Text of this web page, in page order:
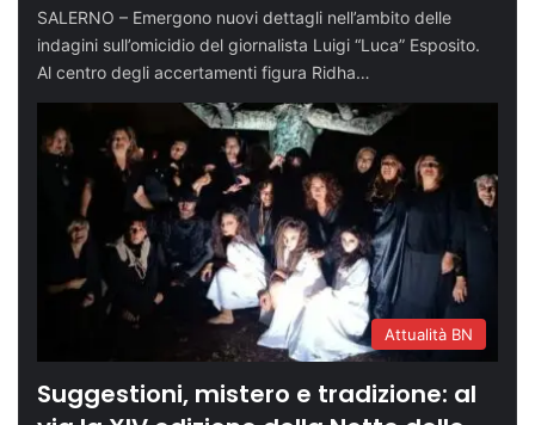
SALERNO – Emergono nuovi dettagli nell’ambito delle
indagini sull’omicidio del giornalista Luigi “Luca” Esposito.
Al centro degli accertamenti figura Ridha…
Attualità BN
Suggestioni, mistero e tradizione: al